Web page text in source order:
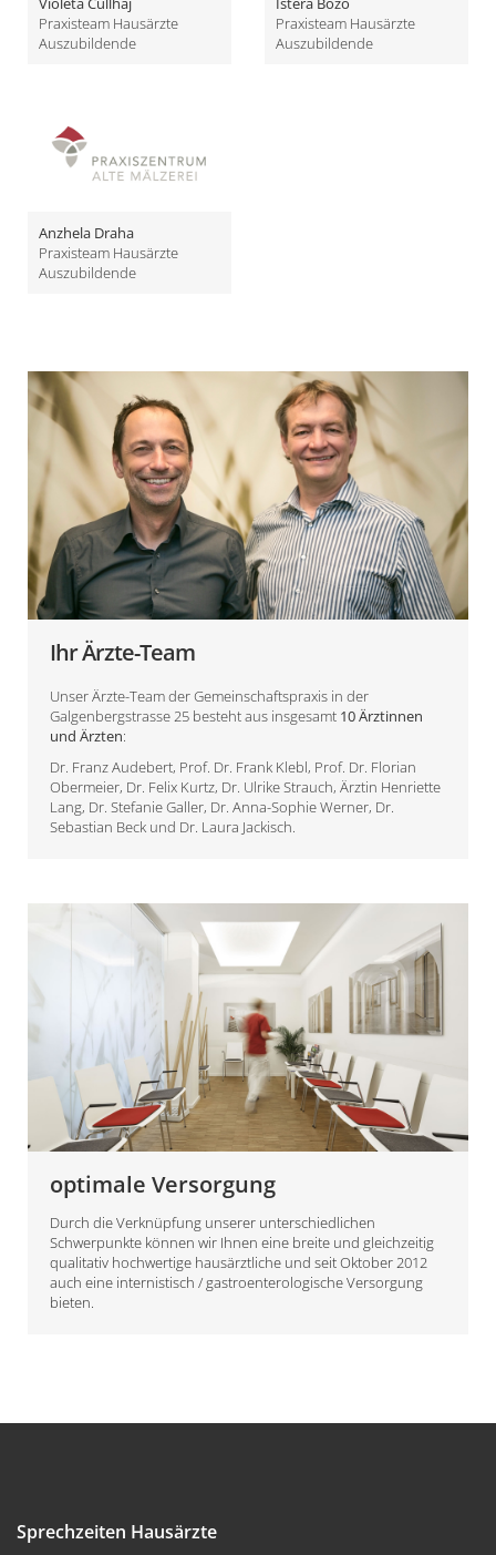
Praxisteam Hausärzte
Auszubildende
Praxisteam Hausärzte
Auszubildende
Anzhela Draha
Praxisteam Hausärzte
Auszubildende
Ihr Ärzte-Team
Unser Ärzte-Team der Gemeinschaftspraxis in der
Galgenbergstrasse 25 besteht aus insgesamt 10 Ärztinnen
und Ärzten:
Dr. Franz Audebert, Prof. Dr. Frank Klebl, Prof. Dr. Florian
Obermeier, Dr. Felix Kurtz, Dr. Ulrike Strauch, Ärztin Henriette
Lang, Dr. Stefanie Galler, Dr. Anna-Sophie Werner, Dr.
Sebastian Beck und Dr. Laura Jackisch.
optimale Versorgung
Durch die Verknüpfung unserer unterschiedlichen
Schwerpunkte können wir Ihnen eine breite und gleichzeitig
qualitativ hochwertige hausärztliche und seit Oktober 2012
auch eine internistisch / gastroenterologische Versorgung
bieten.
Sprechzeiten Hausärzte